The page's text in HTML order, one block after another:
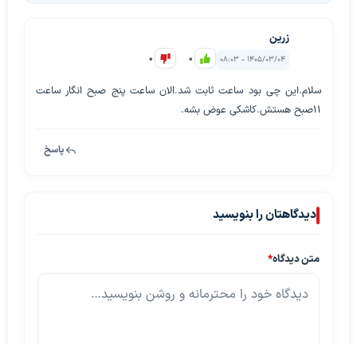
زرین
۱۴۰۵/۰۳/۰۴ - ۰۸:۰۳ 0
0
سلام.این چی بود ساعت ثابت شد.الان ساعت پنج صبح انگار ساعت
11صبح هستش.کاشکی عوض بشه.
پاسخ
دیدگاهتان را بنویسید
متن دیدگاه*